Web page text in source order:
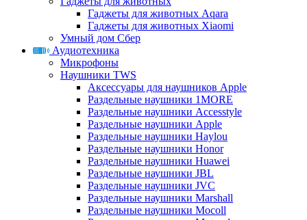
Гаджеты для животных Aqara
Гаджеты для животных Xiaomi
Умный дом Сбер
Аудиотехника
Микрофоны
Наушники TWS
Аксессуары для наушников Apple
Раздельные наушники 1MORE
Раздельные наушники Accesstyle
Раздельные наушники Apple
Раздельные наушники Haylou
Раздельные наушники Honor
Раздельные наушники Huawei
Раздельные наушники JBL
Раздельные наушники JVC
Раздельные наушники Marshall
Раздельные наушники Mocoll